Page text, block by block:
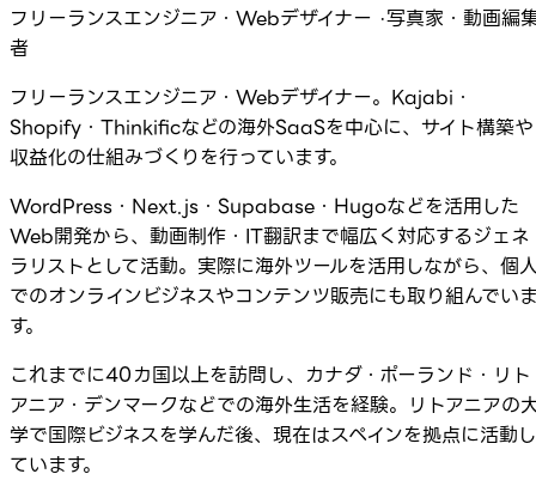
フリーランスエンジニア・Webデザイナー ·写真家・動画編
者
フリーランスエンジニア・Webデザイナー。Kajabi・
Shopify・Thinkificなどの海外SaaSを中心に、サイト構築や
収益化の仕組みづくりを行っています。
WordPress・Next.js・Supabase・Hugoなどを活用した
Web開発から、動画制作・IT翻訳まで幅広く対応するジェネ
ラリストとして活動。実際に海外ツールを活用しながら、個
でのオンラインビジネスやコンテンツ販売にも取り組んでい
す。
これまでに40カ国以上を訪問し、カナダ・ポーランド・リト
アニア・デンマークなどでの海外生活を経験。リトアニアの
学で国際ビジネスを学んだ後、現在はスペインを拠点に活動し
ています。